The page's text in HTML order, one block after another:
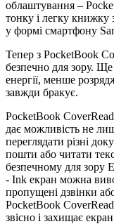
облаштування –
тонку і легку книжку
у формі смартфону
Тепер з PocketBook
безпечно для зору.
енергії, менше
завжди бракує.
PocketBook
дає можливість не
переглядати різні
пошти або читати
безпечному для зору
- Ink екран можна
пропущені дзвінки
PocketBook
звісно і захищає